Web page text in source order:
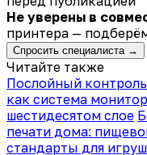
Не уверены в
принтера —
Спросить специалиста →
Читайте также
Послойный
как система
шестидесятом слое
печати дома:
стандарты для